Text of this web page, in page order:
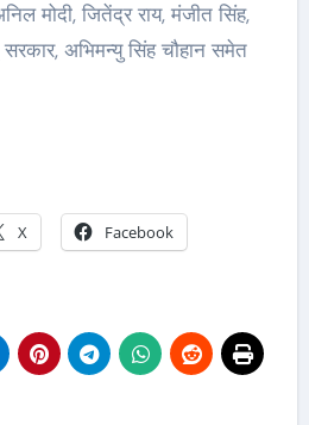
मोदी, जितेंद्र राय, मंजीत सिंह,
सरकार, अभिमन्यु सिंह चौहान समेत
X Facebook